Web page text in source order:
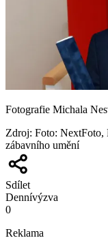
Fotografie Michala
Zdroj: Foto: NextFoto,
zábavního umění
Sdílet
Dennívýzva
0
Reklama